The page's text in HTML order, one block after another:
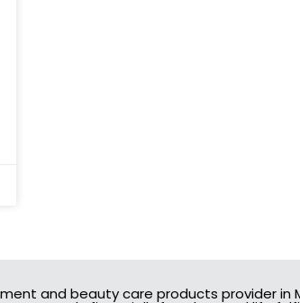
and beauty care products provider